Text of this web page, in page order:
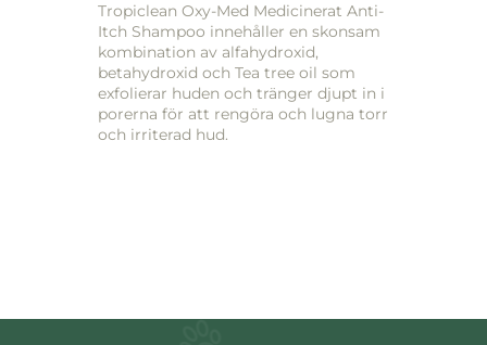
Tropiclean Oxy-Med Medicinerat Anti-
Itch Shampoo innehåller en skonsam
kombination av alfahydroxid,
betahydroxid och Tea tree oil som
exfolierar huden och tränger djupt in i
porerna för att rengöra och lugna torr
och irriterad hud.